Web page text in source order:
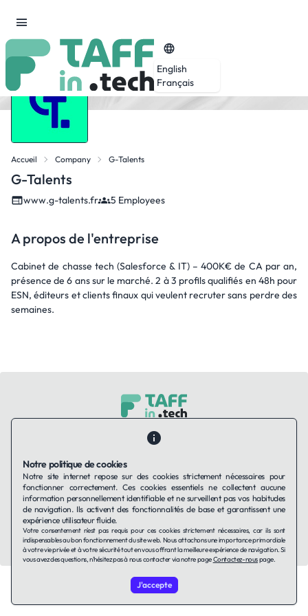
English
Français
Accueil Company G-Talents
G-Talents
www.g-talents.fr 5 Employees
A propos de l'entreprise
Cabinet de chasse tech (Salesforce & IT) – 400K€ de CA par an,
présence de 6 ans sur le marché. 2 à 3 profils qualifiés en 48h pour
ESN, éditeurs et clients finaux qui veulent recruter sans perdre des
semaines.
Qui sommes-nous ?
Politique de cookies
LinkedIn
© 2026 TAFFin.Tech. Tous droits réservés.
Notre politique de cookies
Notre site internet repose sur des cookies strictement nécessaires pour
fonctionner correctement. Ces cookies essentiels ne collectent aucune
information personnellement identifiable et ne surveillent pas vos habitudes
de navigation. Ils activent des fonctionnalités de base et garantissent une
expérience utilisateur fluide.
Votre consentement n'est pas requis pour ces cookies strictement nécessaires, car ils sont
indispensables au bon fonctionnement du site web. Nous attachons une importance primordiale
à votre vie privée et à votre sécurité tout en vous offrant la meilleure expérience de navigation. Si
vous avez des questions, n'hésitez pas à nous contacter via notre pageContactez-nouspage.
J'accepte